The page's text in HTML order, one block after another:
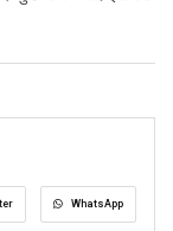
WhatsApp